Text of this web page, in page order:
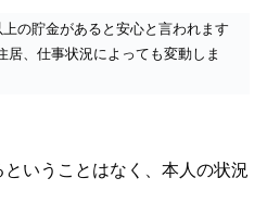
の貯金があると安心と言われます
居、仕事状況によっても変動しま
いうことはなく、本人の状況